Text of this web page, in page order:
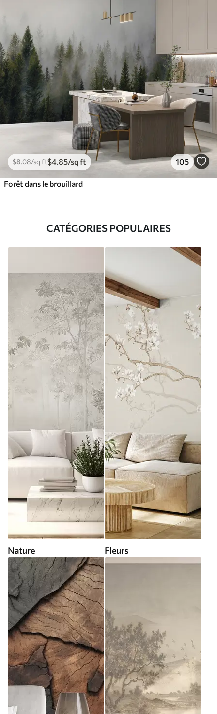
$8.08/sq ft$4 .85/sq ft 105
Forêt dans le brouillard
CATÉGORIES POPULAIRES
Nature Fleurs